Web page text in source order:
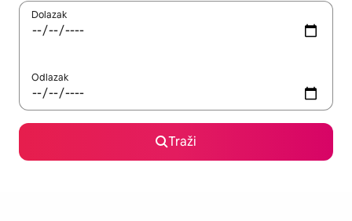
Dolazak
Odlazak
Traži